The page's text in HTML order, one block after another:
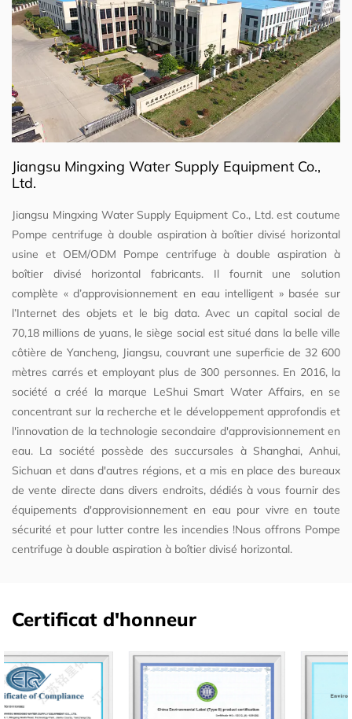
Jiangsu Mingxing Water Supply Equipment Co.,
Ltd.
Jiangsu Mingxing Water Supply Equipment Co., Ltd. est coutume
Pompe centrifuge à double aspiration à boîtier divisé horizontal
usine et OEM/ODM Pompe centrifuge à double aspiration à
boîtier divisé horizontal fabricants. Il fournit une solution
complète « d’approvisionnement en eau intelligent » basée sur
l’Internet des objets et le big data. Avec un capital social de
70,18 millions de yuans, le siège social est situé dans la belle ville
côtière de Yancheng, Jiangsu, couvrant une superficie de 32 600
mètres carrés et employant plus de 300 personnes. En 2016, la
société a créé la marque LeShui Smart Water Affairs, en se
concentrant sur la recherche et le développement approfondis et
l'innovation de la technologie secondaire d'approvisionnement en
eau. La société possède des succursales à Shanghai, Anhui,
Sichuan et dans d'autres régions, et a mis en place des bureaux
de vente directe dans divers endroits, dédiés à vous fournir des
équipements d'approvisionnement en eau pour vivre en toute
sécurité et pour lutter contre les incendies !Nous offrons Pompe
centrifuge à double aspiration à boîtier divisé horizontal.
Certificat d'honneur